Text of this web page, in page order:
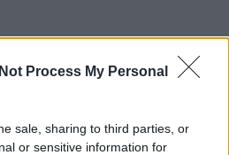
Process My Personal
sale, sharing to third parties, or
or sensitive information for